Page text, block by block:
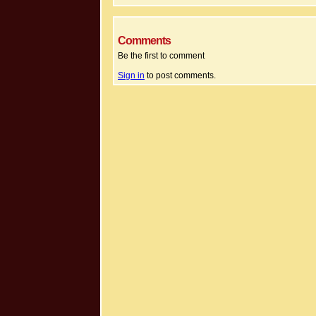
Comments
Be the first to comment
Sign in to post comments.